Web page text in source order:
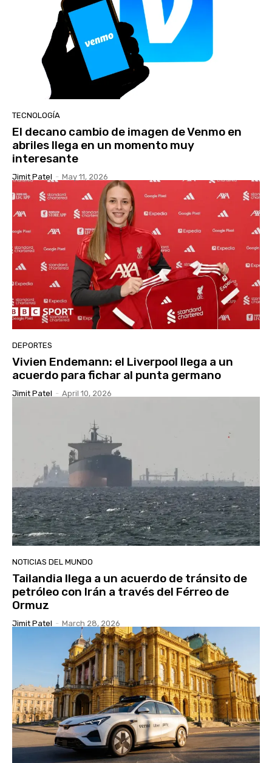
TECNOLOGÍA
El decano cambio de imagen de Venmo en
abriles llega en un momento muy
interesante
Jimit Patel - May 11, 2026
DEPORTES
Vivien Endemann: el Liverpool llega a un
acuerdo para fichar al punta germano
Jimit Patel - April 10, 2026
NOTICIAS DEL MUNDO
Tailandia llega a un acuerdo de tránsito de
petróleo con Irán a través del Férreo de
Ormuz
Jimit Patel - March 28, 2026